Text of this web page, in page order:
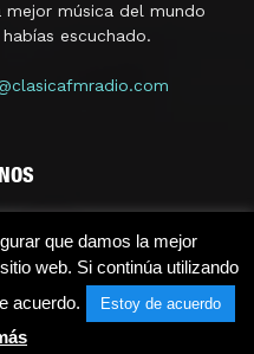
música del mundo
escuchado.
SGAERRDD/4/1296/0118
que damos la mejor
web. Si continúa utilizando
acuerdo.
Estoy de acuerdo